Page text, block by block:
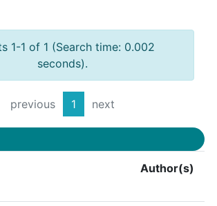
1-1 of 1 (Search time: 0.002
seconds).
previous 1 next
Author(s)